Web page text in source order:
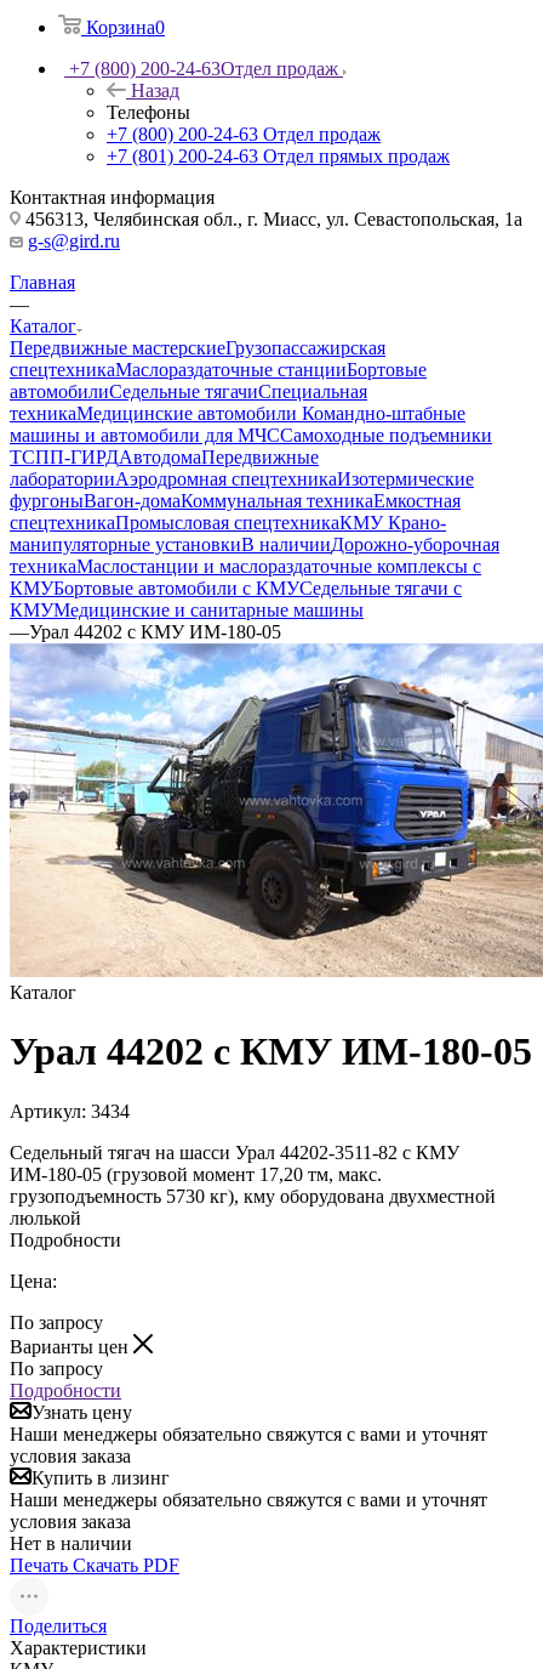
Корзина0
+7 (800) 200-24-63Отдел продаж
Назад
Телефоны
+7 (800) 200-24-63 Отдел продаж
+7 (801) 200-24-63 Отдел прямых продаж
Контактная информация
456313, Челябинская обл., г. Миасс, ул. Севастопольская, 1а
g-s@gird.ru
Главная
—
Каталог
Передвижные мастерскиеГрузопассажирская
спецтехникаМаслораздаточные станцииБортовые
автомобилиСедельные тягачиСпециальная
техникаМедицинские автомобили Командно-штабные
машины и автомобили для МЧССамоходные подъемники
ТСПП-ГИРДАвтодомаПередвижные
лабораторииАэродромная спецтехникаИзотермические
фургоныВагон-домаКоммунальная техникаЕмкостная
спецтехникаПромысловая спецтехникаКМУ Крано-
манипуляторные установкиВ наличииДорожно-уборочная
техникаМаслостанции и маслораздаточные комплексы с
КМУБортовые автомобили с КМУСедельные тягачи с
КМУМедицинские и санитарные машины
—Урал 44202 с КМУ ИМ-180-05
Каталог
Урал 44202 с КМУ ИМ-180-05
Артикул: 3434
Седельный тягач на шасси Урал 44202-3511-82 с КМУ
ИМ-180-05 (грузовой момент 17,20 тм, макс.
грузоподъемность 5730 кг), кму оборудована двухместной
люлькой
Подробности
Цена:
По запросу
Варианты цен
По запросу
Подробности
Узнать цену
Наши менеджеры обязательно свяжутся с вами и уточнят
условия заказа
Купить в лизинг
Наши менеджеры обязательно свяжутся с вами и уточнят
условия заказа
Нет в наличии
Печать Скачать PDF
Поделиться
Характеристики